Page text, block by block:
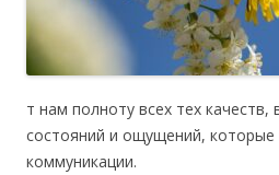
т нам полноту всех тех качеств,
состояний и ощущений,
коммуникации.